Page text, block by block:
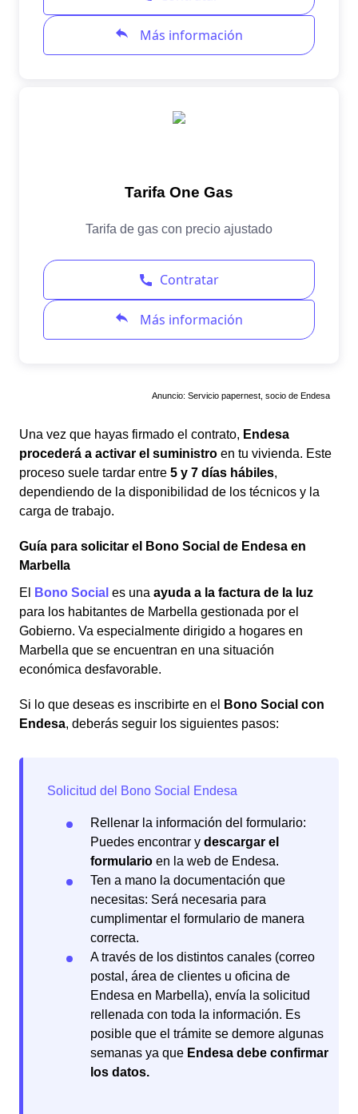
Anuncio: Servicio papernest, socio de Endesa
Una vez que hayas firmado el contrato, Endesa
procederá a activar el suministro en tu vivienda. Este
proceso suele tardar entre 5 y 7 días hábiles,
dependiendo de la disponibilidad de los técnicos y la
carga de trabajo.
Guía para solicitar el Bono Social de Endesa en
Marbella
El
Bono Social es una ayuda a la factura de la luz
para los habitantes de Marbella gestionada por el
Gobierno. Va especialmente dirigido a hogares en
Marbella que se encuentran en una situación
económica desfavorable.
Si lo que deseas es inscribirte en el
Bono Social con
Endesa, deberás seguir los siguientes pasos:
Rellenar la información del formulario:
Puedes encontrar y descargar el
formulario en la web de Endesa.
Ten a mano la documentación que
necesitas: Será necesaria para
cumplimentar el formulario de manera
correcta.
A través de los distintos canales (correo
postal, área de clientes u oficina de
Endesa en Marbella), envía la solicitud
rellenada con toda la información. Es
posible que el trámite se demore algunas
semanas ya que Endesa debe confirmar
los datos.